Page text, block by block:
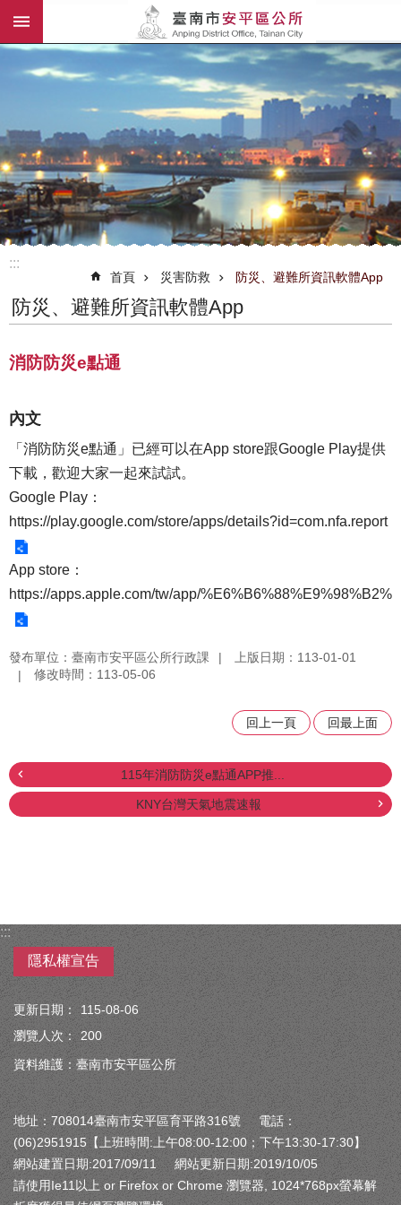
跳到主要內容區塊
:::
首頁 災害防救 防災、避難所資訊軟體App
防災、避難所資訊軟體App
消防防災e點通
內文
「消防防災e點通」已經可以在App store跟Google Play提供
下載，歡迎大家一起來試試。
Google Play：
https://play.google.com/store/apps/details?id=com.nfa.report
App store：
https://apps.apple.com/tw/app/
發布單位：臺南市安平區公所行政課
上版日期：113-01-01
修改時間：113-05-06
回上一頁 回最上面
115年消防防災e點通APP推...
KNY台灣天氣地震速報
:::
隱私權宣告
更新日期：
115-08-06
瀏覽人次：
200
資料維護：臺南市安平區公所
地址：708014臺南市安平區育平路316號 電話：
(06)2951915【上班時間:上午08:00-12:00；下午13:30-17:30】
網站建置日期:2017/09/11 網站更新日期:2019/10/05
請使用Ie11以上 or Firefox or Chrome 瀏覽器, 1024*768px螢幕解